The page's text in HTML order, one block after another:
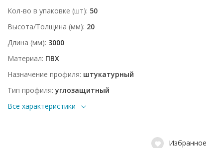
Кол-во в упаковке (шт) 50
Высота/Толщина (мм) 20
Длина (мм) 3000
Материал ПВХ
Назначение профиля штукатурный
Тип профиля углозащитный
Все характеристики
Избранное